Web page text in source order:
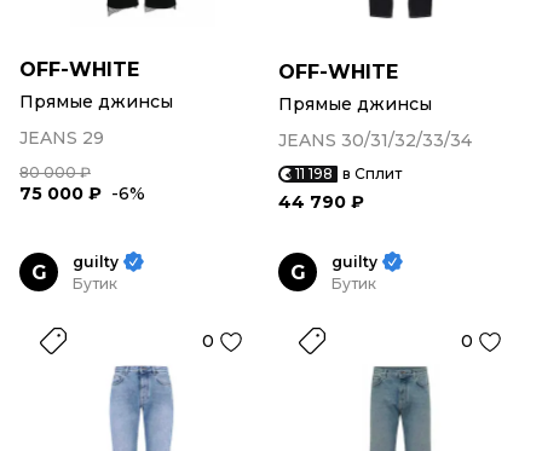
OFF-WHITE
Прямые джинсы
JEANS 29
80 000 ₽
75 000 ₽ -6%
OFF-WHITE
Прямые джинсы
JEANS 30/31/32/33/34
11 198 в Сплит
44 790 ₽
G
guilty
Бутик
0
G
guilty
Бутик
0